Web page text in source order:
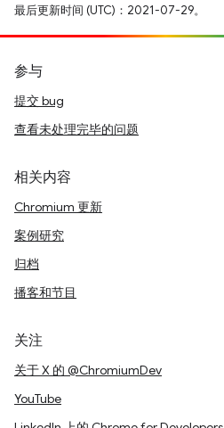
最后更新时间 (UTC)：2021-07-29。
参与
提交 bug
查看未处理完毕的问题
相关内容
Chromium 更新
案例研究
归档
播客和节目
关注
关于 X 的 @ChromiumDev
YouTube